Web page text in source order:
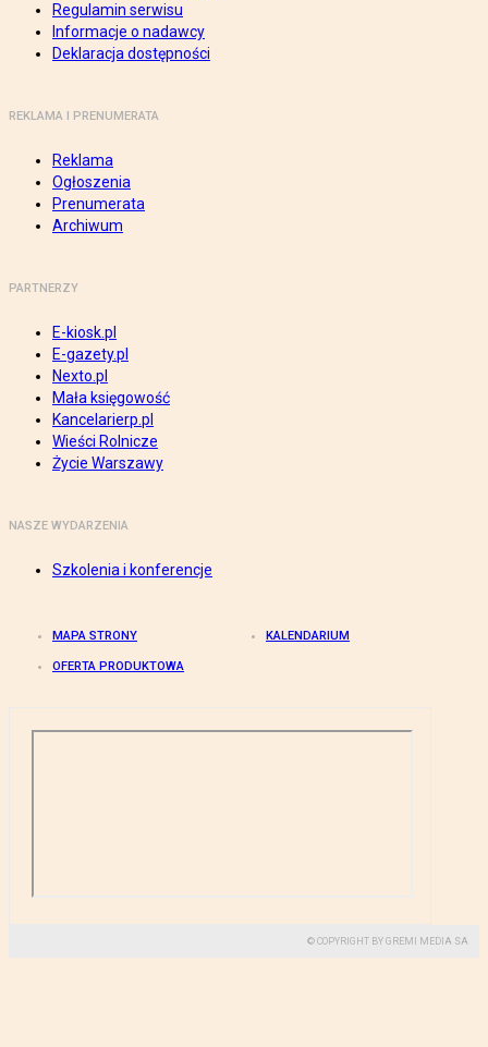
Regulamin serwisu
Informacje o nadawcy
Deklaracja dostępności
REKLAMA I PRENUMERATA
Reklama
Ogłoszenia
Prenumerata
Archiwum
PARTNERZY
E-kiosk.pl
E-gazety.pl
Nexto.pl
Mała księgowość
Kancelarierp.pl
Wieści Rolnicze
Życie Warszawy
NASZE WYDARZENIA
Szkolenia i konferencje
MAPA STRONY KALENDARIUM
OFERTA PRODUKTOWA
© COPYRIGHT BY GREMI MEDIA SA